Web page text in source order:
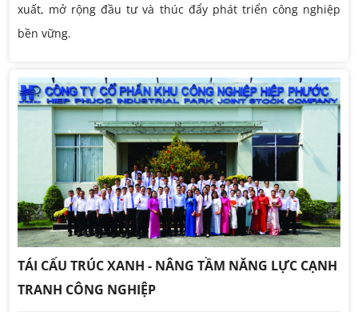
xuất, mở rộng đầu tư và thúc đẩy phát triển công nghiệp
bền vững.
TÁI CẤU TRÚC XANH - NÂNG TẦM NĂNG LỰC CẠNH
TRANH CÔNG NGHIỆP